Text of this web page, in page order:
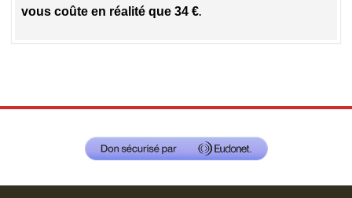
vous coûte en réalité que 34 €.